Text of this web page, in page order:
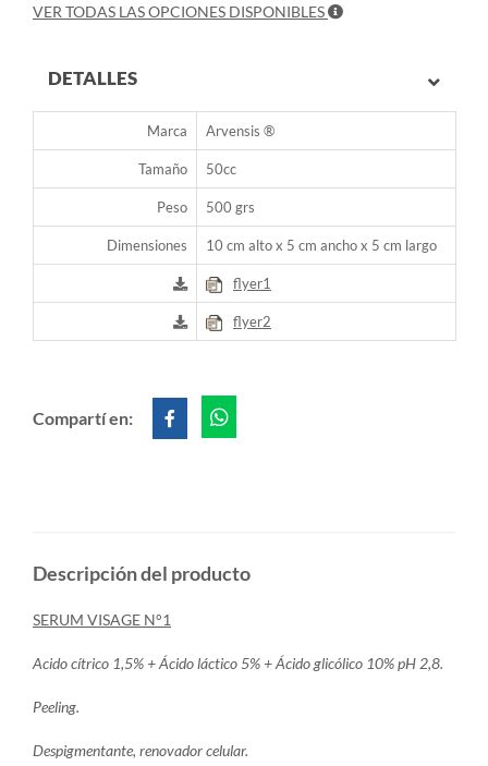
VER TODAS LAS OPCIONES DISPONIBLES
DETALLES
Marca Arvensis ®
Tamaño 50cc
Peso 500 grs
Dimensiones 10 cm alto x 5 cm ancho x 5 cm largo
flyer1
flyer2
Compartí en:
Descripción del producto
SERUM VISAGE N°1
Acido cítrico 1,5% + Ácido láctico 5% + Ácido glicólico 10% pH 2,8.
Peeling.
Despigmentante, renovador celular.